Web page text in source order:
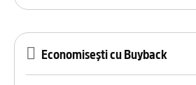
Economisești cu Buyback